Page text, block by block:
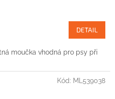
DETAIL
moučka vhodná pro psy při
Kód: ML539038